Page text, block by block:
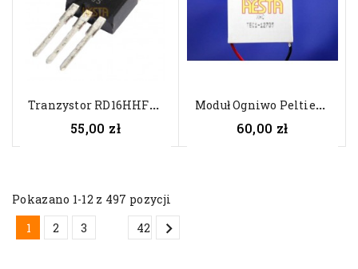
T
Ranzystor RD16HHF1 Mitsubishi -...
55,00 zł
M
Oduł Ogniwo Peltiera TEC1-12705...
60,00 zł
Pokazano 1-12 z 497 pozycji
1
2 3 42 